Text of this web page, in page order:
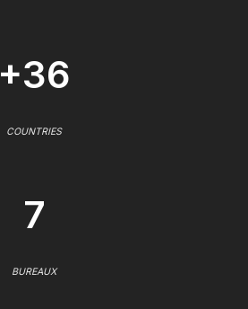
+36
COUNTRIES
7
BUREAUX